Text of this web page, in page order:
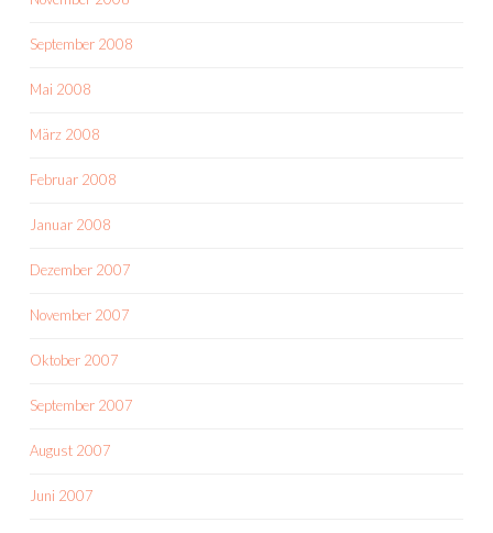
September 2008
Mai 2008
März 2008
Februar 2008
Januar 2008
Dezember 2007
November 2007
Oktober 2007
September 2007
August 2007
Juni 2007